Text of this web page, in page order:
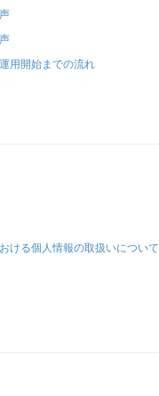
用開始までの流れ
ける個人情報の取扱いについて